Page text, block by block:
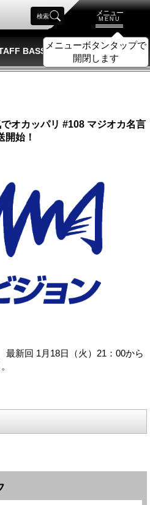
メニュー
MENU
メニューボタンタップで
開閉します
検索
BASS]
オカッパリ #108 マジオカ名言
開始！
最新回 1月18日（火）21：00から